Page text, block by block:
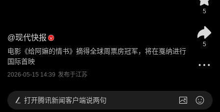
@现代快报
电影《给阿嫲的情书》摘得全球周票房冠军，将在戛纳进行
国际首映
2026-05-15 14:39 发布于江苏
5
5
打开腾讯新闻客户端说两句